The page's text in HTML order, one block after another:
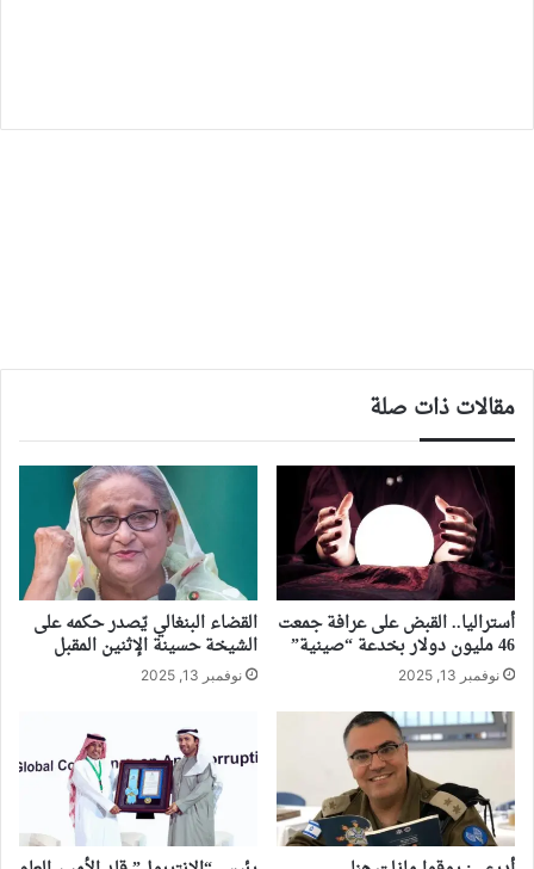
مقالات ذات صلة
أستراليا.. القبض على عرافة جمعت
46 مليون دولار بخدعة “صينية”
نوفمبر 13, 2025
القضاء البنغالي يّصدر حكمه على
الشيخة حسينة الإثنين المقبل
نوفمبر 13, 2025